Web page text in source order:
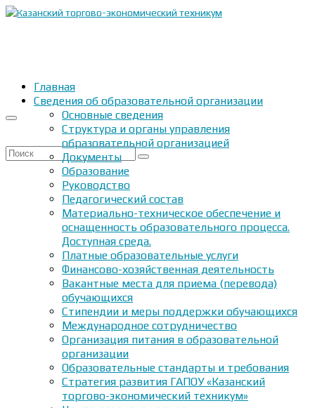
Искать:
Главная
Сведения об образовательной организации
Основные сведения
Структура и органы управления
образовательной организацией
Документы
Образование
Руководство
Педагогический состав
Материально-техническое обеспечение и
оснащенность образовательного процесса.
Доступная среда.
Платные образовательные услуги
Финансово-хозяйственная деятельность
Вакантные места для приема (перевода)
обучающихся
Стипендии и меры поддержки обучающихся
Международное сотрудничество
Организация питания в образовательной
организации
Образовательные стандарты и требования
Стратегия развития ГАПОУ «Казанский
торгово-экономический техникум»